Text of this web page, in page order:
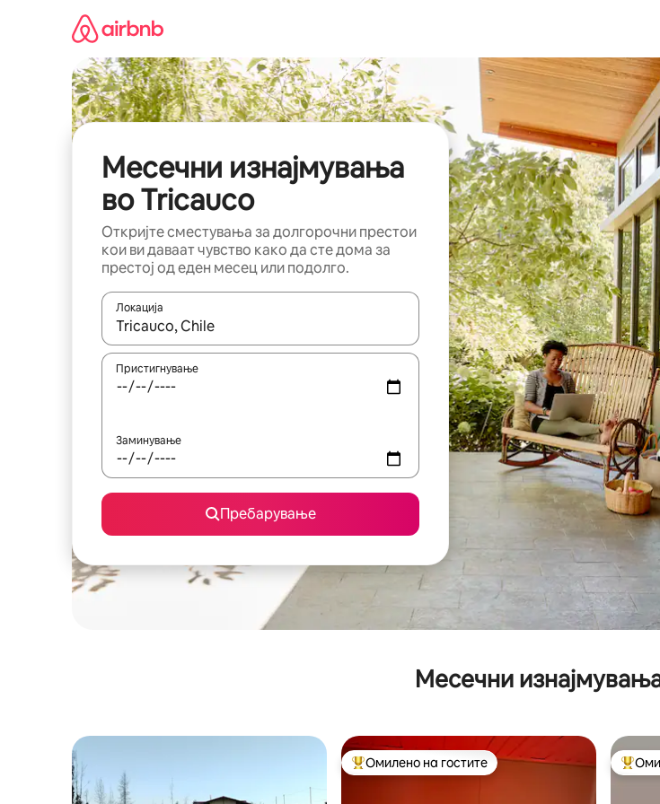
Месечни изнајмувања
во Tricauco
Откријте сместувања за долгорочни престои
кои ви даваат чувство како да сте дома за
престој од еден месец или подолго.
Локација
Кога резултатите се достапни, движете се со копчињата со стрелки нагоре и надолу или
Пристигнување
Заминување
Пребарување
Месечни
Меѓу најуспешните „Омилени на гостите“
Омилено на гостите Меѓу